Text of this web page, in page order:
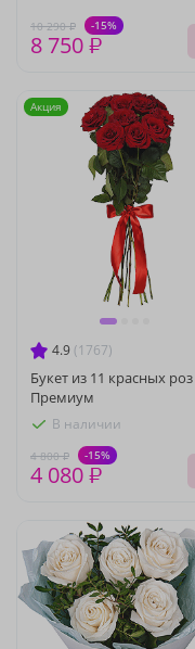
10 290 ₽ -15%
8 750 ₽
4.9 (1767)
Букет из 11 красных роз
Премиум
В наличии
4 800 ₽ -15%
4 080 ₽
Акция